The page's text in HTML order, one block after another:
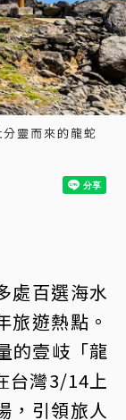
靈而來的龍蛇
處百選海水
旅遊熱點。
的壹岐「龍
台灣3/14上
，引領旅人